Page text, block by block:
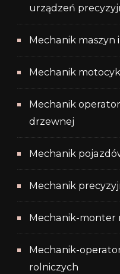
urządzeń
Mechanik
Mechanik
Mechanik
drzewnej
Mechanik
Mechanik
Mechanik-monter
Mechanik-
rolniczych